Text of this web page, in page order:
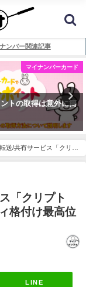
ンバー関連記事
マイナンバーカード
トの取得は意外に簡
送/共有サービス「クリプ
「クリプト
格付け最高位
LINE